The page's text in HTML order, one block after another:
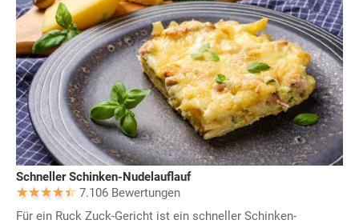
Schneller Schinken-Nudelauflauf
7.106 Bewertungen
Für ein Ruck Zuck-Gericht ist ein schneller Schinken-